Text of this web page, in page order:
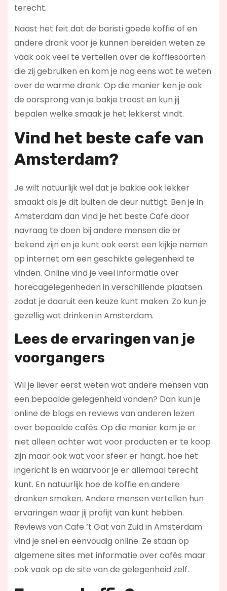
terecht.
Naast het feit dat de baristi goede koffie of en
andere drank voor je kunnen bereiden weten ze
vaak ook veel te vertellen over de koffiesoorten
die zij gebruiken en kom je nog eens wat te weten
over de warme drank. Op die manier ken je ook
de oorsprong van je bakje troost en kun jij
bepalen welke smaak je het lekkerst vindt.
Vind het beste cafe van
Amsterdam?
Je wilt natuurlijk wel dat je bakkie ook lekker
smaakt als je dit buiten de deur nuttigt. Ben je in
Amsterdam dan vind je het beste Cafe door
navraag te doen bij andere mensen die er
bekend zijn en je kunt ook eerst een kijkje nemen
op internet om een geschikte gelegenheid te
vinden. Online vind je veel informatie over
horecagelegenheden in verschillende plaatsen
zodat je daaruit een keuze kunt maken. Zo kun je
gezellig wat drinken in Amsterdam.
Lees de ervaringen van je
voorgangers
Wil je liever eerst weten wat andere mensen van
een bepaalde gelegenheid vonden? Dan kun je
online de blogs en reviews van anderen lezen
over bepaalde cafés. Op die manier kom je er
niet alleen achter wat voor producten er te koop
zijn maar ook wat voor sfeer er hangt, hoe het
ingericht is en waarvoor je er allemaal terecht
kunt. En natuurlijk hoe de koffie en andere
dranken smaken. Andere mensen vertellen hun
ervaringen waar jij profijt van kunt hebben.
Reviews van Cafe ‘t Gat van Zuid in Amsterdam
vind je snel en eenvoudig online. Ze staan op
algemene sites met informatie over cafés maar
ook vaak op de site van de gelegenheid zelf.